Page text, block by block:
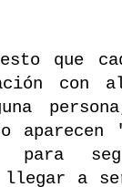
que
para
llegar a